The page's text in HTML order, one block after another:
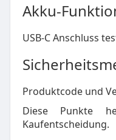
Akku-
USB-C Anschluss
Produktcode und
Diese Punkte
Kaufentscheidung.